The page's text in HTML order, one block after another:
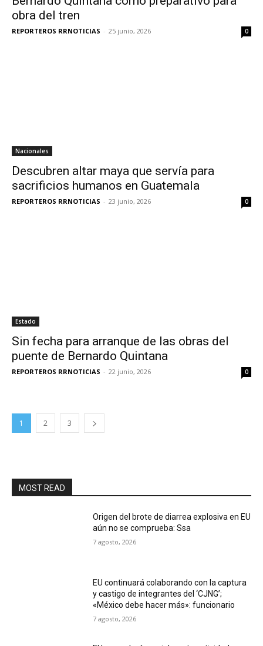
obra del tren
REPORTEROS RRNOTICIAS - 25 junio, 2026 0
Nacionales
Descubren altar maya que servía para
sacrificios humanos en Guatemala
REPORTEROS RRNOTICIAS - 23 junio, 2026 0
Estado
Sin fecha para arranque de las obras del
puente de Bernardo Quintana
REPORTEROS RRNOTICIAS - 22 junio, 2026 0
1 2 3
MOST READ
Origen del brote de diarrea explosiva en EU
aún no se comprueba: Ssa
7 agosto, 2026
EU continuará colaborando con la captura
y castigo de integrantes del ‘CJNG’;
«México debe hacer más»: funcionario
7 agosto, 2026